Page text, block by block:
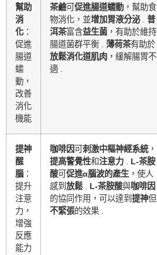
幫助
消
化：
促進
腸道
蠕
動，
改善
消化
機能
茶鹼可 促進腸道蠕動 ，幫助食
物消化，並增加胃液分泌. 普
洱茶富含益生菌 ，有助於維持
腸道菌群平衡 . 薄荷茶有助於
放鬆消化道肌肉 ，緩解腸胃不
適 .
提神
醒
腦：
提升
注意
力，
增強
反應
能力
咖啡因 可 刺激中樞神經系統，
提高警覺性和注意力 . L-茶胺
酸可 促進α腦波的產生，使人
感到放鬆. L-茶胺酸與咖啡因
的協同作用，可以達到提神但
不緊張的效果 .